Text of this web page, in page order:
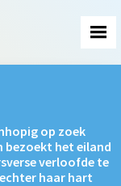
op zoek
bezoekt het eiland
verloofde te
haar hart